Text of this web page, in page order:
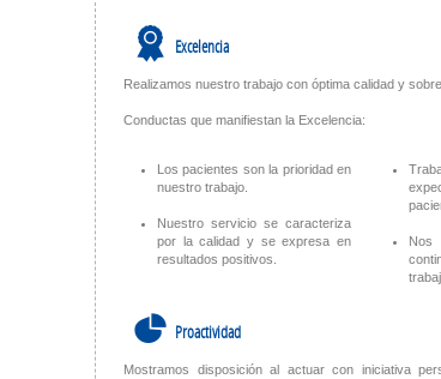
) Excelencia
Realizamos nuestro trabajo con óptima calidad y
Conductas que manifiestan la Excelencia:
Los pacientes son la prioridad en
nuestro trabajo.
Nuestro servicio se caracteriza
por la calidad y se expresa en
resultados positivos.
Nos
8 Proactividad
Mostramos disposición al actuar con iniciativa